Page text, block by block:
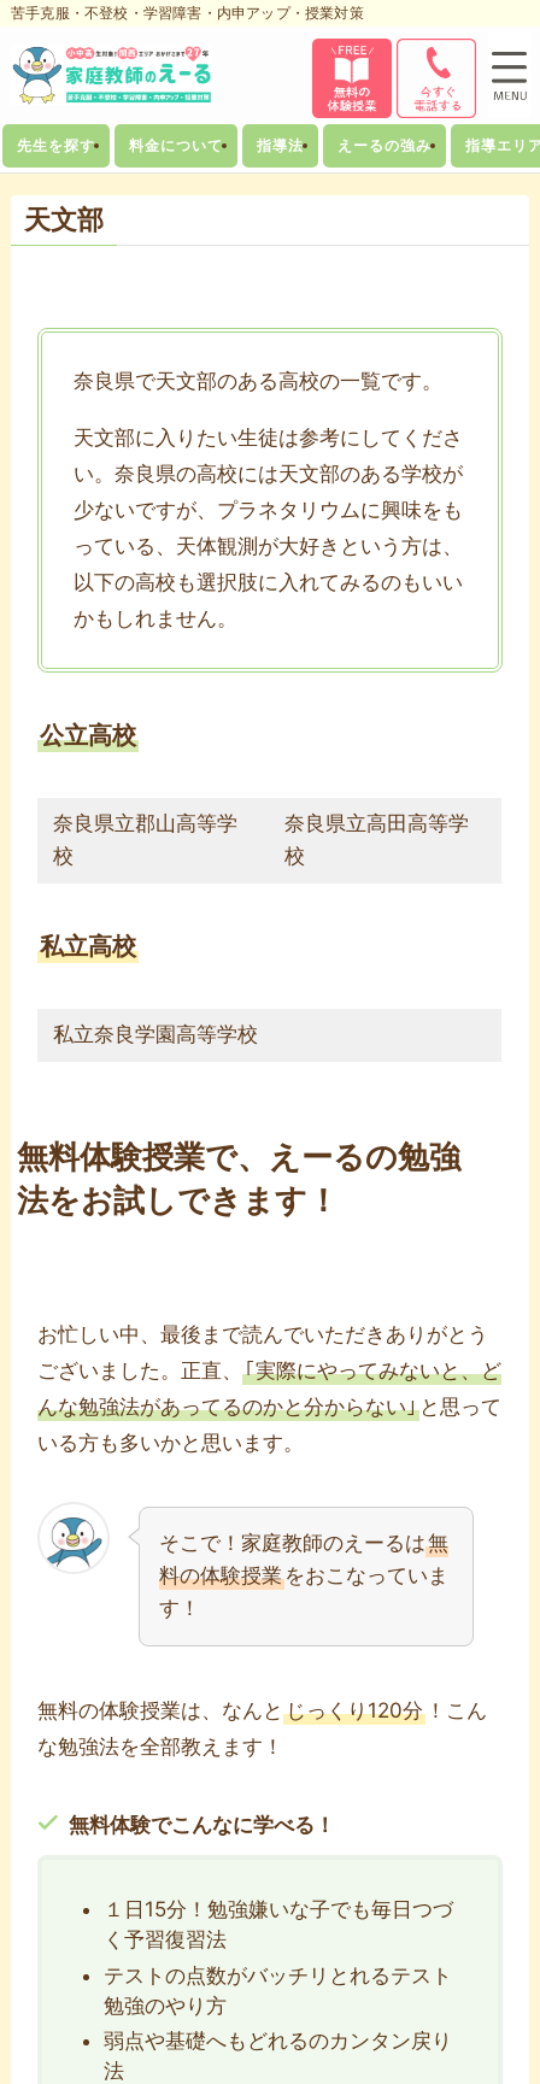
苦手克服・不登校・学習障害・内申アップ・授業対策
先生を探す 料金について 指導法 えーるの強み 指導エリ
天文部
奈良県で天文部のある高校の一覧です。
天文部に入りたい生徒は参考にしてくださ
い。奈良県の高校には天文部のある学校が
少ないですが、プラネタリウムに興味をも
っている、天体観測が大好きという方は、
以下の高校も選択肢に入れてみるのもいい
かもしれません。
公立高校
奈良県立郡山高等学
校
奈良県立高田高等学
校
私立高校
私立奈良学園高等学校
無料体験授業で、えーるの勉強
法をお試しできます！
お忙しい中、最後まで読んでいただきありがとう
ございました。正直、｢実際にやってみないと、ど
んな勉強法があってるのかと分からない｣ と思って
いる方も多いかと思います。
そこで！家庭教師のえーるは無
料の体験授業をおこなっていま
す！
無料の体験授業は、なんとじっくり120分 ！こん
な勉強法を全部教えます！
無料体験でこんなに学べる！
１日15分！勉強嫌いな子でも毎日つづ
く予習復習法
テストの点数がバッチリとれるテスト
勉強のやり方
弱点や基礎へもどれるのカンタン戻り
法